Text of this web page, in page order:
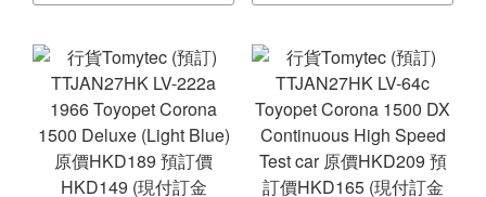
(現付訂金HKD30貨到付
差額)
HKD30貨到付差額)